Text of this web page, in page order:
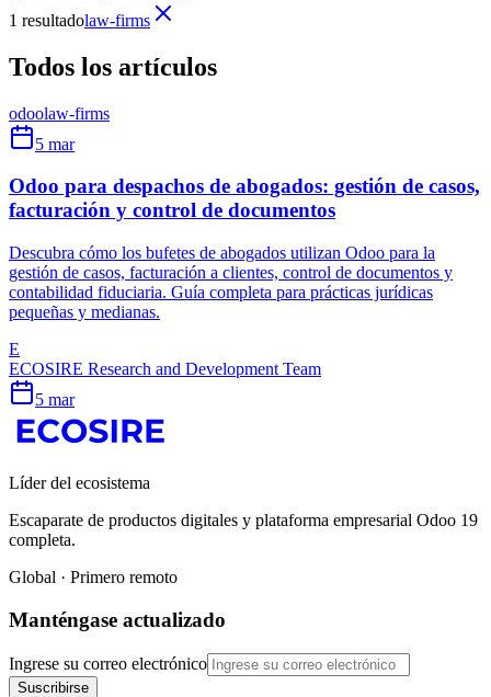
1 resultadolaw-firms
Todos los artículos
odoolaw-firms
5 mar
Odoo para despachos de abogados: gestión de casos,
facturación y control de documentos
Descubra cómo los bufetes de abogados utilizan Odoo para la
gestión de casos, facturación a clientes, control de documentos y
contabilidad fiduciaria. Guía completa para prácticas jurídicas
pequeñas y medianas.
E
ECOSIRE Research and Development Team
5 mar
Líder del ecosistema
Escaparate de productos digitales y plataforma empresarial Odoo 19
completa.
Global · Primero remoto
Manténgase actualizado
Ingrese su correo electrónico
Suscribirse